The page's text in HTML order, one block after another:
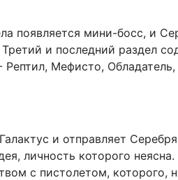
появляется мини-босс, и
и последний раздел
Мефисто,
и отправляет
личность которого
с пистолетом,